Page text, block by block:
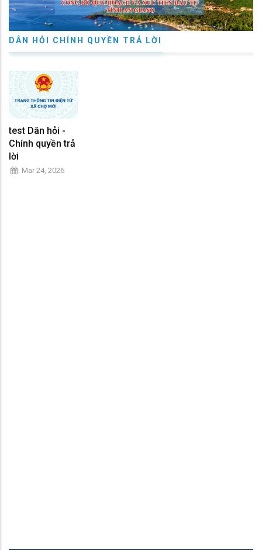
DÂN HỎI CHÍNH QUYỀN TRẢ LỜI
test Dân hỏi -
Chính quyền trả
lời
Mar 24, 2026